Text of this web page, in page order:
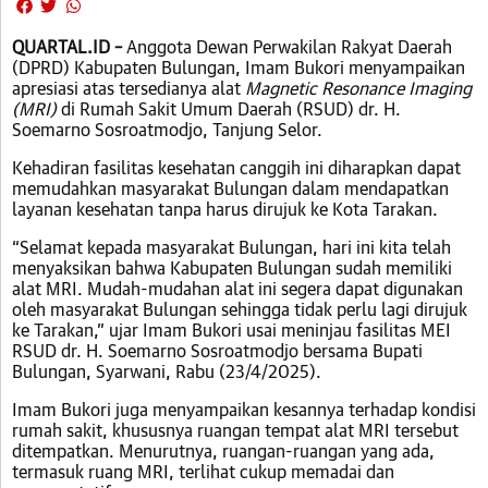
QUARTAL.ID –Anggota Dewan Perwakilan Rakyat Daerah
(DPRD) Kabupaten Bulungan, Imam Bukori menyampaikan
apresiasi atas tersedianya alat Magnetic Resonance Imaging
(MRI)di Rumah Sakit Umum Daerah (RSUD) dr. H.
Soemarno Sosroatmodjo, Tanjung Selor.
Kehadiran fasilitas kesehatan canggih ini diharapkan dapat
memudahkan masyarakat Bulungan dalam mendapatkan
layanan kesehatan tanpa harus dirujuk ke Kota Tarakan.
“Selamat kepada masyarakat Bulungan, hari ini kita telah
menyaksikan bahwa Kabupaten Bulungan sudah memiliki
alat MRI. Mudah-mudahan alat ini segera dapat digunakan
oleh masyarakat Bulungan sehingga tidak perlu lagi dirujuk
ke Tarakan,” ujar Imam Bukori usai meninjau fasilitas MEI
RSUD dr. H. Soemarno Sosroatmodjo bersama Bupati
Bulungan, Syarwani, Rabu (23/4/2025).
Imam Bukori juga menyampaikan kesannya terhadap kondisi
rumah sakit, khususnya ruangan tempat alat MRI tersebut
ditempatkan. Menurutnya, ruangan-ruangan yang ada,
termasuk ruang MRI, terlihat cukup memadai dan